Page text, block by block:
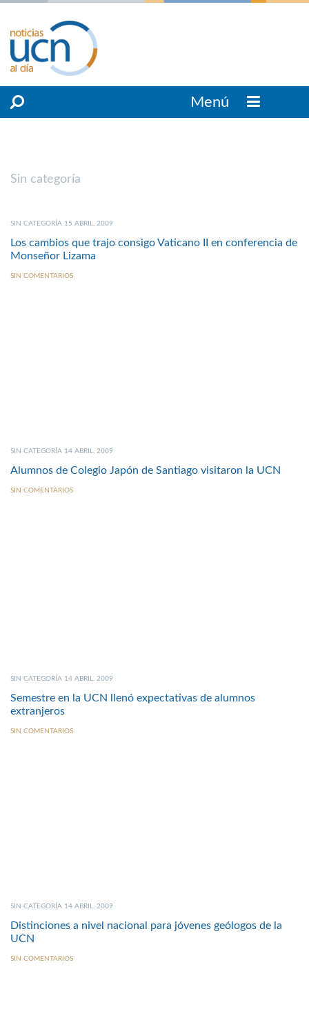
Menú
Sin categoría
SIN CATEGORÍA 15 ABRIL, 2009
Los cambios que trajo consigo Vaticano II en conferencia de
Monseñor Lizama
SIN COMENTARIOS
SIN CATEGORÍA 14 ABRIL, 2009
Alumnos de Colegio Japón de Santiago visitaron la UCN
SIN COMENTARIOS
SIN CATEGORÍA 14 ABRIL, 2009
Semestre en la UCN llenó expectativas de alumnos
extranjeros
SIN COMENTARIOS
SIN CATEGORÍA 14 ABRIL, 2009
Distinciones a nivel nacional para jóvenes geólogos de la
UCN
SIN COMENTARIOS